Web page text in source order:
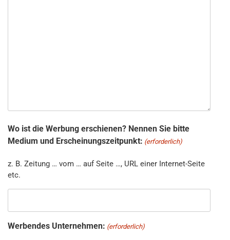
Wo ist die Werbung erschienen? Nennen Sie bitte
Medium und Erscheinungszeitpunkt: (erforderlich)
z. B. Zeitung … vom … auf Seite …, URL einer Internet-Seite
etc.
Werbendes Unternehmen: (erforderlich)